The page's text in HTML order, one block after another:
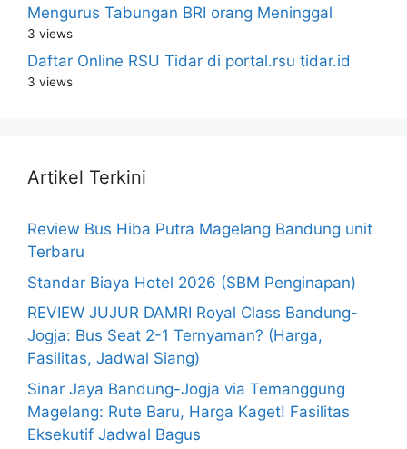
Mengurus Tabungan BRI orang Meninggal
3 views
Daftar Online RSU Tidar di portal.rsu tidar.id
3 views
Artikel Terkini
Review Bus Hiba Putra Magelang Bandung unit
Terbaru
Standar Biaya Hotel 2026 (SBM Penginapan)
REVIEW JUJUR DAMRI Royal Class Bandung-
Jogja: Bus Seat 2-1 Ternyaman? (Harga,
Fasilitas, Jadwal Siang)
Sinar Jaya Bandung-Jogja via Temanggung
Magelang: Rute Baru, Harga Kaget! Fasilitas
Eksekutif Jadwal Bagus